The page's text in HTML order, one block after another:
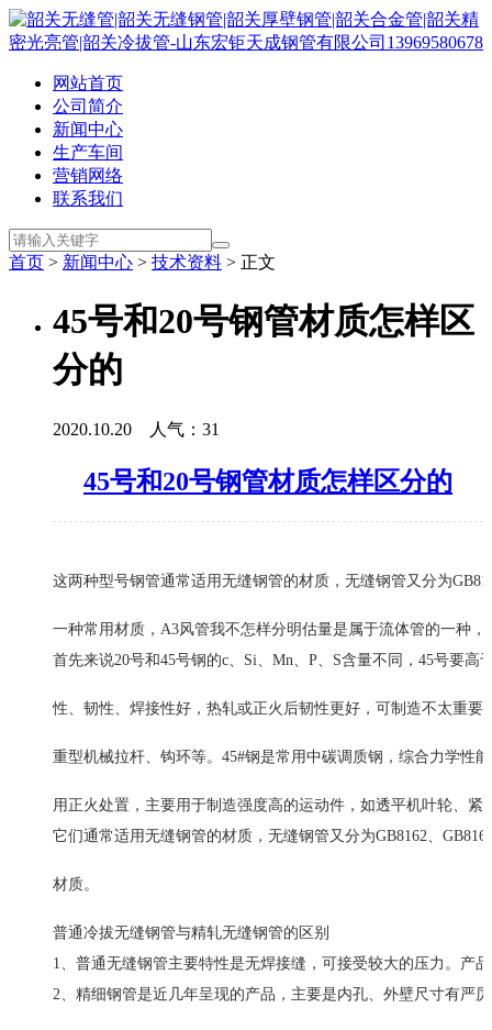
网站首页
公司简介
新闻中心
生产车间
营销网络
联系我们
首页 > 新闻中心 > 技术资料 > 正文
45号和20号钢管材质怎样区
分的
2020.10.20 人气： 31
45号和20号钢管材质怎样区分的
这两种型号钢管通常适用无缝钢管的材质，无缝钢管又分为
一种常用材质，A3风管我不怎样分明估量是属于流体管的一种
首先来说20号和45号钢的c、Si、Mn、P、S含量不同，45号要
性、韧性、焊接性好，热轧或正火后韧性更好，可制造不太重
重型机械拉杆、钩环等。45#钢是常用中碳调质钢，综合力学性
用正火处置，主要用于制造强度高的运动件，如透平机叶轮、
它们通常适用无缝钢管的材质，无缝钢管又分为GB8162、
材质。
普通冷拔无缝钢管与精轧无缝钢管的区别
1、普通无缝钢管主要特性是无焊接缝，可接受较大的压力。产
2、精细钢管是近几年呈现的产品，主要是内孔、外壁尺寸有严